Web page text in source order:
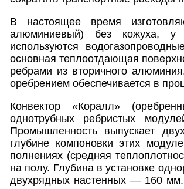
В настоящее время
алюминиевый) без кожуха, у
используются
основная теплоотдающая
ребрами из вторичного
оребрением обеспечивается в
Конвектор «Коралл»
однотрубных ребристых
Промышленность выпускает
глубине компоновки этих
полнениях (средняя
на полу. Глубина в установке
двухрядных настенных — 160